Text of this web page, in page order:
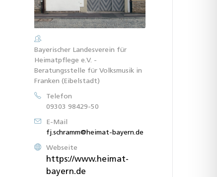
Bayerischer Landesverein für
Heimatpflege e.V. -
Beratungsstelle für Volksmusik in
Franken (Eibelstadt)
Telefon
09303 98429-50
E-Mail
fj.schramm@heimat-bayern.de
Webseite
https://www.heimat-
bayern.de